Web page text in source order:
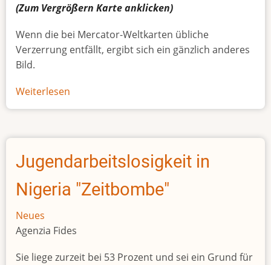
(Zum Vergrößern Karteanklicken)
Wenn die bei Mercator-Weltkarten übliche
Verzerrung entfällt, ergibt sich ein gänzlich anderes
Bild.
Weiterlesen
Afrikas
Größe
Jugendarbeitslosigkeit in
Nigeria "Zeitbombe"
Neues
Agenzia Fides
Sie liege zurzeit bei 53 Prozent und sei ein Grund für